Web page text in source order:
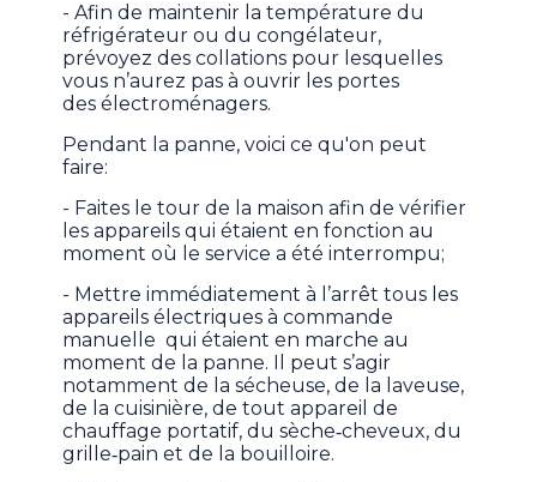
- Afin de maintenir la température du
réfrigérateur ou du congélateur,
prévoyez des collations pour lesquelles
vous n’aurez pas à ouvrir les portes
des électroménagers.
Pendant la panne, voici ce qu'on peut
faire:
- Faites le tour de la maison afin de vérifier
les appareils qui étaient en fonction au
moment où le service a été interrompu;
- Mettre immédiatement à l’arrêt tous les
appareils électriques à commande
manuelle qui étaient en marche au
moment de la panne. Il peut s’agir
notamment de la sécheuse, de la laveuse,
de la cuisinière, de tout appareil de
chauffage portatif, du sèche‑cheveux, du
grille‑pain et de la bouilloire.